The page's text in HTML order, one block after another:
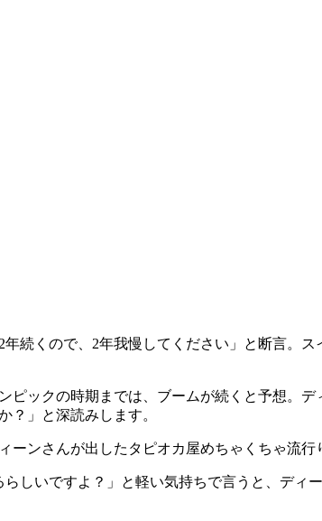
続くので、2年我慢してください」と断言。
ピックの時期までは、ブームが続くと予想。
？」と深読みします。
ンさんが出したタピオカ屋めちゃくちゃ流
しいですよ？」と軽い気持ちで言うと、デ